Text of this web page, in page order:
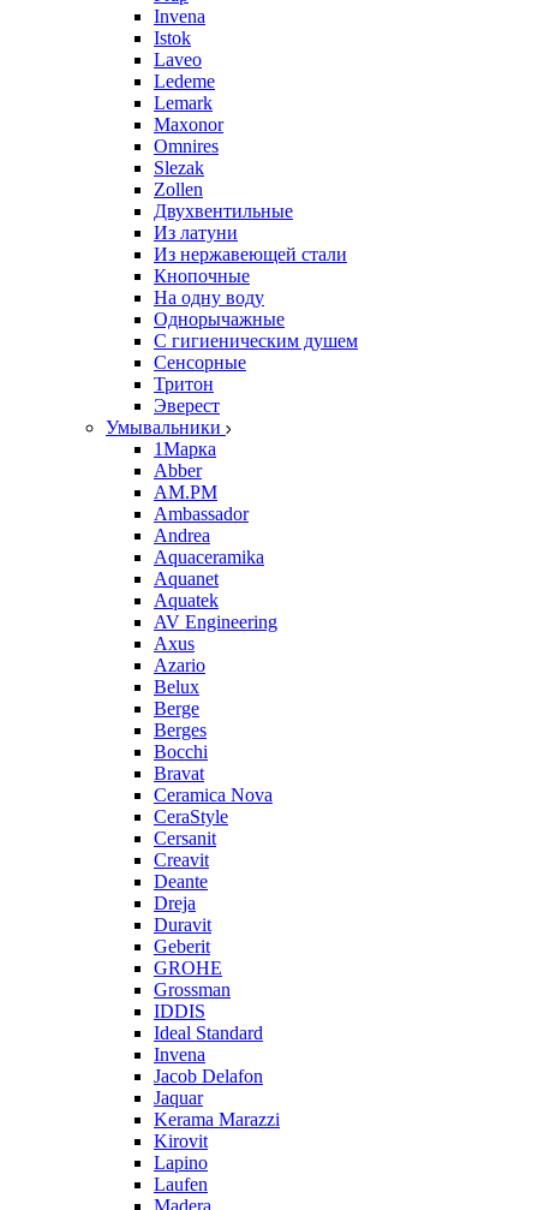
Invena
Istok
Laveo
Ledeme
Lemark
Maxonor
Omnires
Slezak
Zollen
Двухвентильные
Из латуни
Из нержавеющей стали
Кнопочные
На одну воду
Однорычажные
С гигиеническим душем
Сенсорные
Тритон
Эверест
Умывальники
1Марка
Abber
AM.PM
Ambassador
Andrea
Aquaceramika
Aquanet
Aquatek
AV Engineering
Axus
Azario
Belux
Berge
Berges
Bocchi
Bravat
Ceramica Nova
CeraStyle
Cersanit
Creavit
Deante
Dreja
Duravit
Geberit
GROHE
Grossman
IDDIS
Ideal Standard
Invena
Jacob Delafon
Jaquar
Kerama Marazzi
Kirovit
Lapino
Laufen
Madera